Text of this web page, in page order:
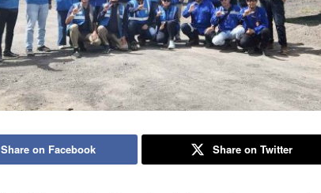
Share on Facebook Share on Twitter